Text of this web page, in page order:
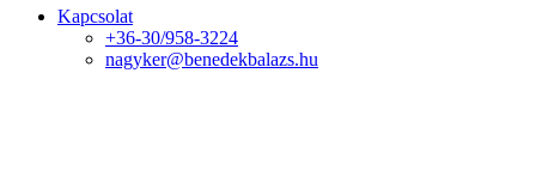
Kapcsolat
+36-30/958-3224
nagyker@benedekbalazs.hu